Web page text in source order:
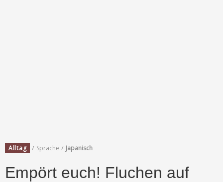
Alltag / Sprache / Japanisch
Empört euch! Fluchen auf